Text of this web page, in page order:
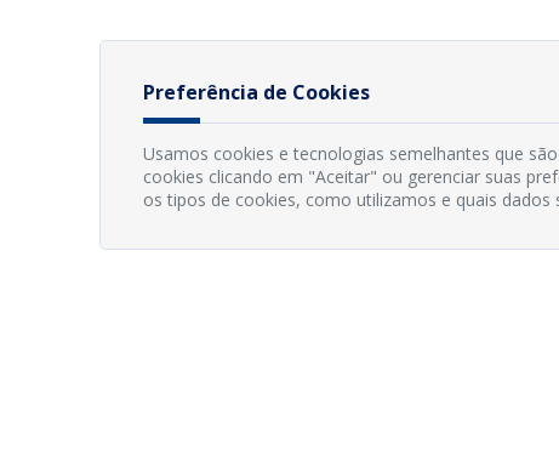
Preferência de Cookies
Usamos cookies e tecnologias semelhantes que
cookies clicando em "Aceitar" ou gerenciar suas
os tipos de cookies, como utilizamos e quais dados